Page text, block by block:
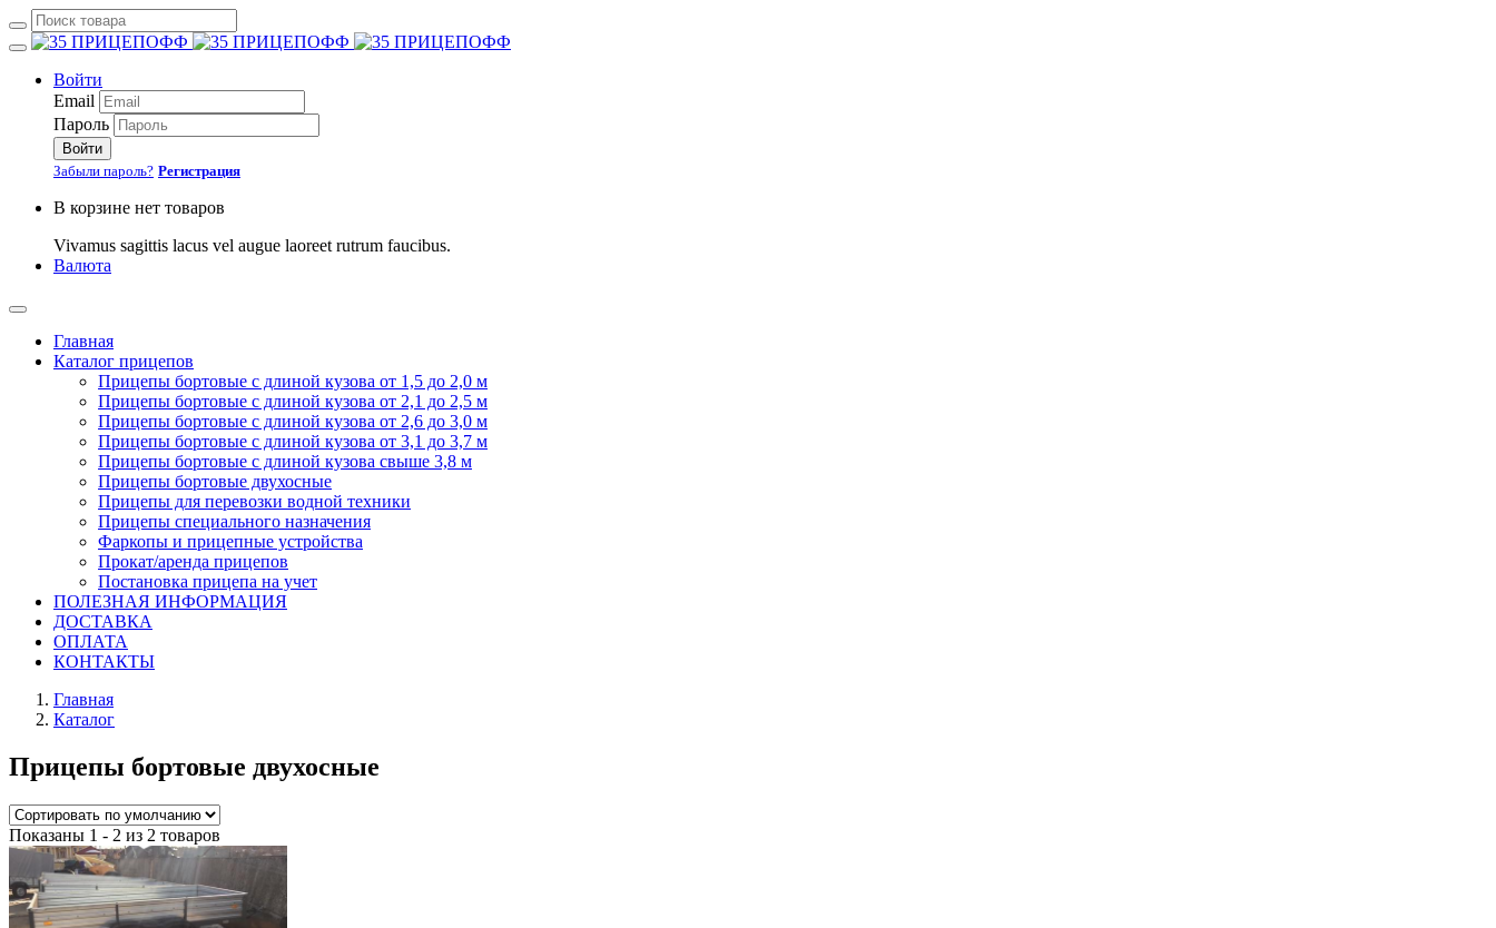
Войти
Email
Пароль
Войти
Забыли пароль? Регистрация
В корзине нет товаров
Vivamus sagittis lacus vel augue laoreet rutrum faucibus.
Валюта
Главная
Каталог прицепов
Прицепы бортовые с длиной кузова от 1,5 до 2,0 м
Прицепы бортовые с длиной кузова от 2,1 до 2,5 м
Прицепы бортовые с длиной кузова от 2,6 до 3,0 м
Прицепы бортовые с длиной кузова от 3,1 до 3,7 м
Прицепы бортовые с длиной кузова свыше 3,8 м
Прицепы бортовые двухосные
Прицепы для перевозки водной техники
Прицепы специального назначения
Фаркопы и прицепные устройства
Прокат/аренда прицепов
Постановка прицепа на учет
ПОЛЕЗНАЯ ИНФОРМАЦИЯ
ДОСТАВКА
ОПЛАТА
КОНТАКТЫ
Главная
Каталог
Прицепы бортовые двухосные
Показаны 1 - 2 из 2 товаров